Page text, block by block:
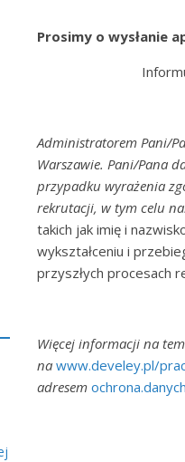
Prosimy o wysłanie
Informujemy, że
Administratorem Pani/
Warszawie. Pani/Pana
przypadku wyrażenia
rekrutacji, w tym celu
takich jak imię i
wykształceniu i
przyszłych procesach
Więcej informacji na
na www.develey.pl/
adresem